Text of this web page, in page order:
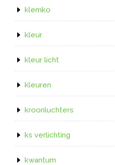
klemko
kleur
kleur licht
kleuren
kroonluchters
ks verlichting
kwantum